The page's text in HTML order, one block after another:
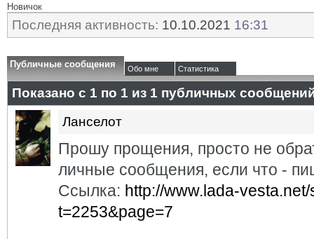
Новичок
Последняя активность: 10.10.2021 16:31
Публичные сообщения Обо мне Статистика
Показано с 1 по 1 из 1 публичных
Ланселот
Прошу прощения, просто не
личные сообщения, если что -
Ссылка: http://www.lada-
t=2253&page=7